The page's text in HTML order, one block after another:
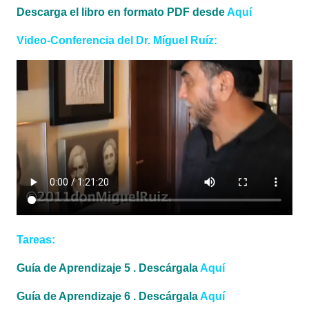
Descarga el libro en formato PDF desdeAquí
Video-Conferencia del Dr. Míguel Ruíz:
Tareas:
Guía de Aprendizaje 5 . DescárgalaAquí
Guía de Aprendizaje 6 . DescárgalaAquí